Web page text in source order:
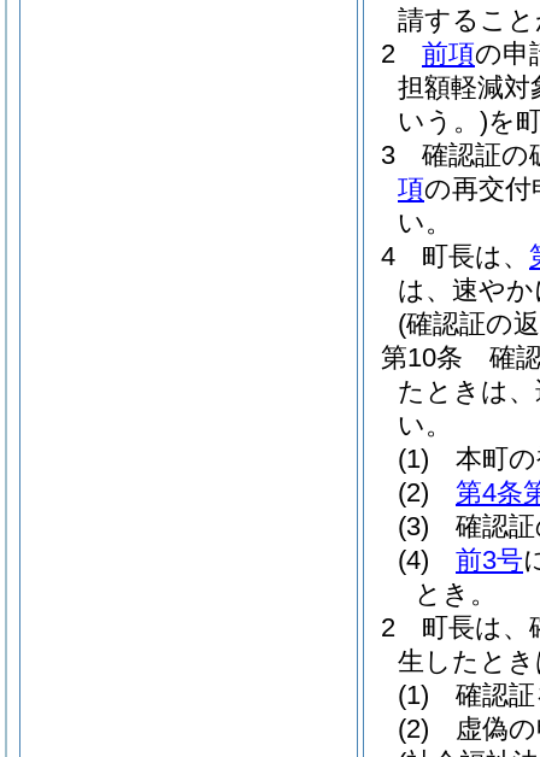
請するこ
2
前項の申
担額軽減対
いう。)を
3
確認証の
項の再交
い。
4
町長は、
は、速や
(確認証の
第10条
確
たときは
い。
(1)
本町
(2)
第4条
(3)
確認
(4)
前3号
とき。
2
町長は、
生したと
(1)
確認
(2)
虚偽